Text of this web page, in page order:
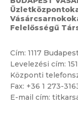
Felelősségű
Cím: 1117
Levelezési cím:
Központi
Fax: +36 1 273-
E-mail cím: